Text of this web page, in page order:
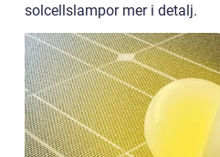
solcellslampor mer i detalj.